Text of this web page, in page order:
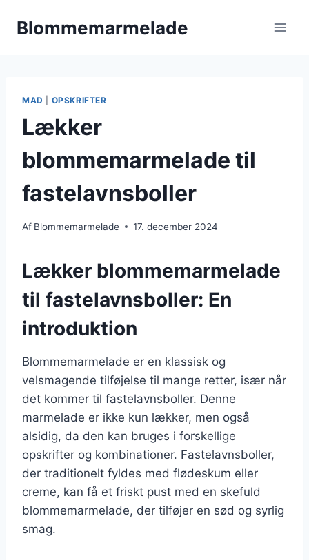
Blommemarmelade
MAD OPSKRIFTER
Lækker
blommemarmelade til
fastelavnsboller
Af Blommemarmelade 17. december 2024
Lækker blommemarmelade
til fastelavnsboller: En
introduktion
Blommemarmelade er en klassisk og
velsmagende tilføjelse til mange retter, især når
det kommer til fastelavnsboller. Denne
marmelade er ikke kun lækker, men også
alsidig, da den kan bruges i forskellige
opskrifter og kombinationer. Fastelavnsboller,
der traditionelt fyldes med flødeskum eller
creme, kan få et friskt pust med en skefuld
blommemarmelade, der tilføjer en sød og syrlig
smag.